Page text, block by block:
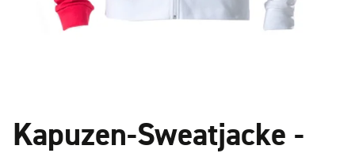
Kapuzen-Sweatjacke -